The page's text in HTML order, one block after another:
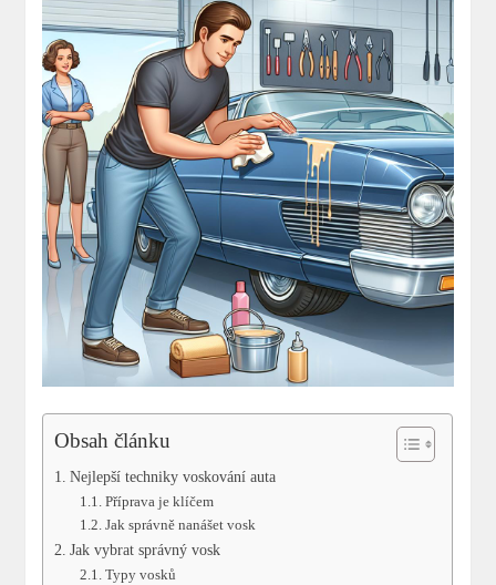
Obsah článku
Nejlepší techniky voskování auta
Příprava je klíčem
Jak správně nanášet vosk
Jak vybrat správný vosk
Typy vosků